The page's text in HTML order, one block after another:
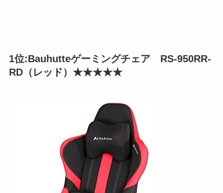
1位:Bauhutteゲーミングチェア RS-950RR-
RD（レッド）★★★★★